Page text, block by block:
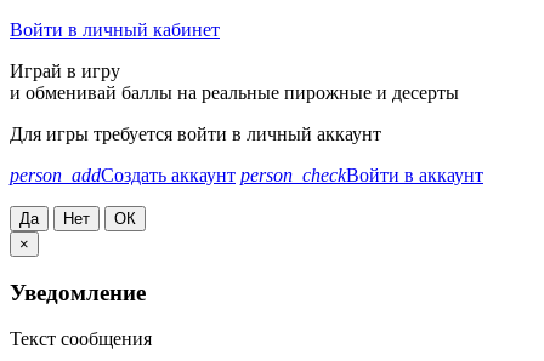
Войти в личный кабинет
Играй в игру
и обменивай баллы на реальные пирожные и десерты
Для игры требуется войти в личный аккаунт
person_addСоздать аккаунт person_checkВойти в аккаунт
Да Нет
ОК
×
Уведомление
Текст сообщения